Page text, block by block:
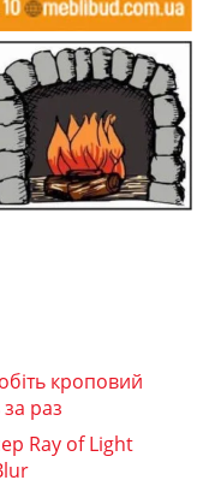
кроповий
раз
Ray of Light